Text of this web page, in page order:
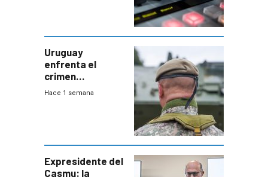
Uruguay
enfrenta el
crimen
organizado con
seguridad
Hace 1 semana
Expresidente del
Casmu: la